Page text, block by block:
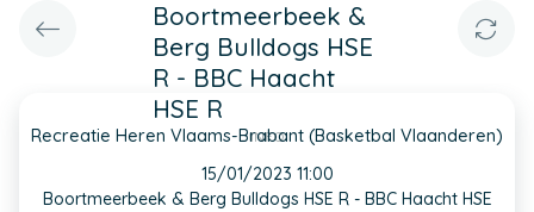
Boortmeerbeek &
Berg Bulldogs HSE
R - BBC Haacht
HSE R
Recreatie Heren Vlaams-Brabant (Basketbal Vlaanderen)
INFO
15/01/2023 11:00
Boortmeerbeek & Berg Bulldogs HSE R - BBC Haacht HSE